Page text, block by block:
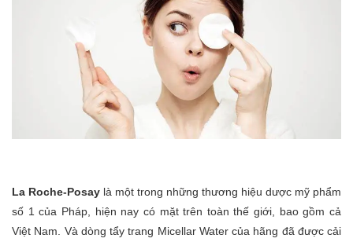
La Roche-Posay là một trong những thương hiệu dược mỹ phẩm
số 1 của Pháp, hiện nay có mặt trên toàn thế giới, bao gồm cả
Việt Nam. Và dòng tẩy trang Micellar Water của hãng đã được cải